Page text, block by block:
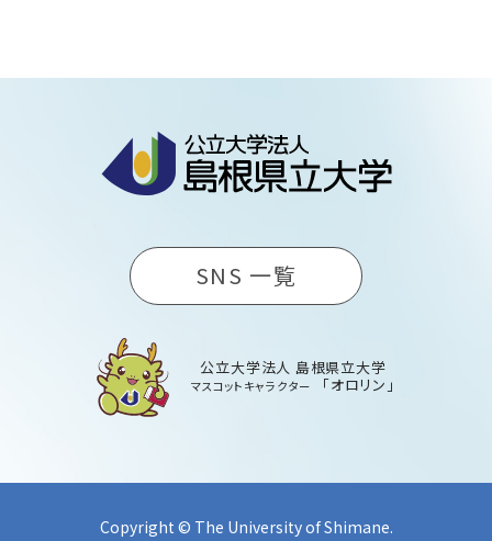
SNS 一覧
公立大学法人 島根県立大学
マスコットキャラクター 「オロリン」
Copyright © The University of Shimane.